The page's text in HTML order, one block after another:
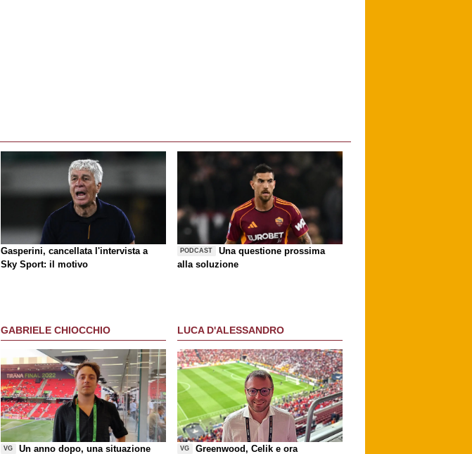
Gasperini, cancellata l'intervista a
Sky Sport: il motivo
PODCAST
Una questione prossima
alla soluzione
GABRIELE CHIOCCHIO
VG Un anno dopo, una situazione
LUCA D'ALESSANDRO
VG Greenwood, Celik e ora